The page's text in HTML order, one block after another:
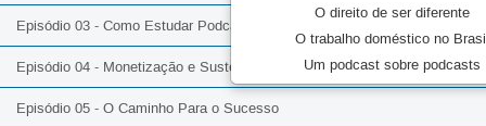
O direito de ser diferente
O trabalho doméstico no
Um podcast sobre podcasts
Episódio 03 - Como Estudar Podcast?
Episódio 04 - Monetização e Sustentabilidade
Episódio 05 - O Caminho Para o Sucesso